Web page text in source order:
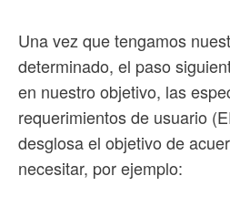
Una vez que tengamos
determinado, el paso
en nuestro objetivo, las
requerimientos de usuario
desglosa el objetivo de
necesitar, por ejemplo: